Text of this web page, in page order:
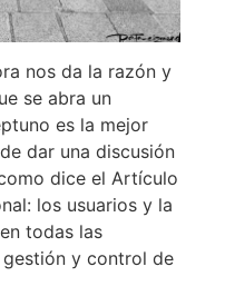
nos da la razón y
se abra un
es la mejor
dar una discusión
dice el Artículo
los usuarios y la
todas las
y control de